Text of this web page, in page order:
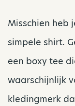
Misschien heb
simpele shirt.
een boxy tee
waarschijnlijk
kledingmerk